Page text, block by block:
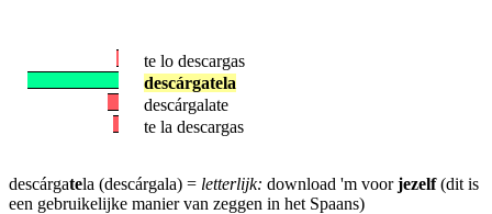
te lo descargas
descárgatela
descárgalate
te la descargas
descárgatela (descárgala) = letterlijk: download 'm voorjezelf(dit is
een gebruikelijke manier van zeggen in het Spaans)